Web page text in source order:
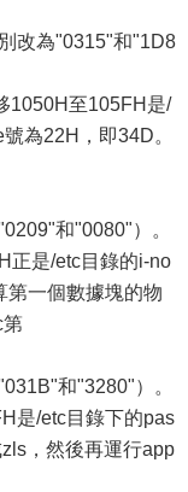
改為"0315"和"1D8
1050H至105FH是/
為22H，即34D。
和"0080"）。
正是/etc目錄的i-no
第一個數據塊的物
第
和"3280"）。
是/etc目錄下的pas
，然後再運行app